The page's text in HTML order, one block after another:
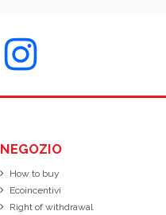
NEGOZIO
How to buy
Ecoincentivi
Right of withdrawal